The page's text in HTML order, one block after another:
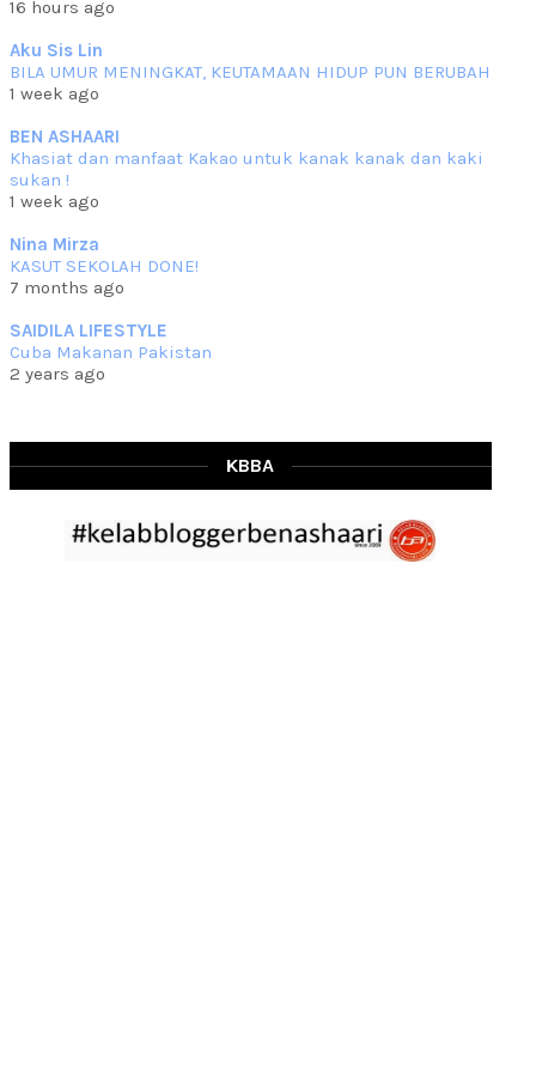
che mat ucapkan
Jun 30 2023
RESIPI KURMA AYAM MERAH
Assalammualaikum, salam semua. Hari ni 4 Zulhijjah 1444 Hijrah,
Jun 23 2023
RESIPI SAMBAL PARU
Assalammualaikum, salam sejahtera semua. Lama betul che mat tak
Jun 20 2023
RESIPI PISANG MUDA MASAK LEMAK
lemak ni che mat... read more
Mar 07 2023
RESIPI BAMIA KAMBING
Assalammualaikum, salam Ahad semua. Dah beberapa hari cuaca
asyik hujan saja di... read more
16 hours ago
Aku Sis Lin
BILA UMUR MENINGKAT, KEUTAMAAN HIDUP PUN BERUBAH
1 week ago
BEN ASHAARI
Khasiat dan manfaat Kakao untuk kanak kanak dan kaki
sukan !
1 week ago
Nina Mirza
KASUT SEKOLAH DONE!
7 months ago
SAIDILA LIFESTYLE
Cuba Makanan Pakistan
2 years ago
KBBA